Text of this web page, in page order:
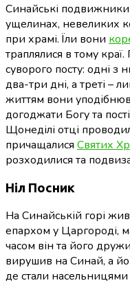
Синайські
ущелинах, невеликих
при храмі. Їли вони
траплялися в тому
суворого посту: одні з
два-три дні, а треті –
життям вони
догоджати Богу та
Щонеділі отці
причащалися Святих
розходилися та
Ніл Посник
На Синайській горі жив
епархом у Царгороді,
часом він та його
вирушив на Синай, а
де стали